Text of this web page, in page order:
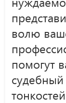
волю
помогут